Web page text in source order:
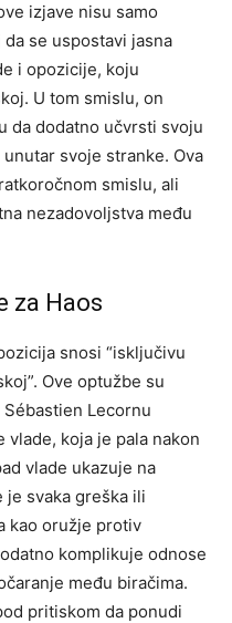
izjave nisu samo
se uspostavi jasna
i opozicije, koju
U tom smislu, on
da dodatno učvrsti svoju
svoje stranke. Ova
smislu, ali
nezadovoljstva među
za Haos
snosi “isključivu
Ove optužbe su
Lecornu
koja je pala nakon
vlade ukazuje na
svaka greška ili
kao oružje protiv
komplikuje odnose
među biračima.
pritiskom da ponudi